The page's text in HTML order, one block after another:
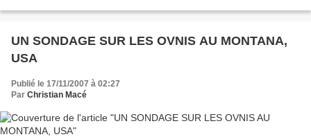
UN SONDAGE SUR LES OVNIS AU MONTANA,
USA
Publié le 17/11/2007 à 02:27
Par Christian Macé